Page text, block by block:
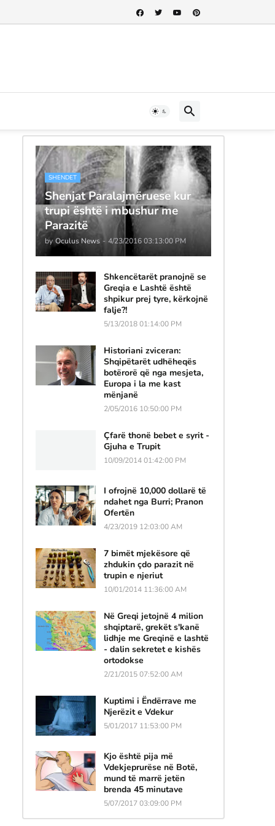
SHENDET
Shenjat Paralajmëruese kur
trupi është i mbushur me
Parazitë
by Oculus News - 4/23/2016 03:13:00 PM
Shkencëtarët pranojnë se
Greqia e Lashtë është
shpikur prej tyre, kërkojnë
falje?!
5/13/2018 01:14:00 PM
Historiani zviceran:
Shqipëtarët udhëheqës
botërorë që nga mesjeta,
Europa i la me kast
mënjanë
2/05/2016 10:50:00 PM
Çfarë thonë bebet e syrit -
Gjuha e Trupit
10/09/2014 01:42:00 PM
I ofrojnë 10,000 dollarë të
ndahet nga Burri; Pranon
Ofertën
4/23/2019 12:03:00 AM
7 bimët mjekësore që
zhdukin çdo parazit në
trupin e njeriut
10/01/2014 11:36:00 AM
Në Greqi jetojnë 4 milion
shqiptarë, grekët s'kanë
lidhje me Greqinë e lashtë
- dalin sekretet e kishës
ortodokse
2/21/2015 07:52:00 AM
Kuptimi i Ëndërrave me
Njerëzit e Vdekur
5/01/2017 11:53:00 PM
Kjo është pija më
Vdekjeprurëse në Botë,
mund të marrë jetën
brenda 45 minutave
5/07/2017 03:09:00 PM